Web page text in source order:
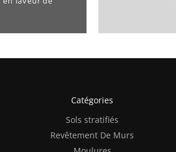
Catégories
Sols stratifiés
Revêtement De Murs